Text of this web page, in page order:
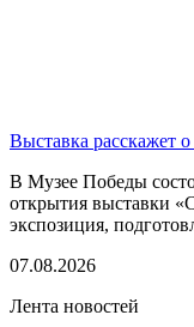
Выставка расскажет
В Музее Победы
открытия выставки
экспозиция,
07.08.2026
Лента новостей